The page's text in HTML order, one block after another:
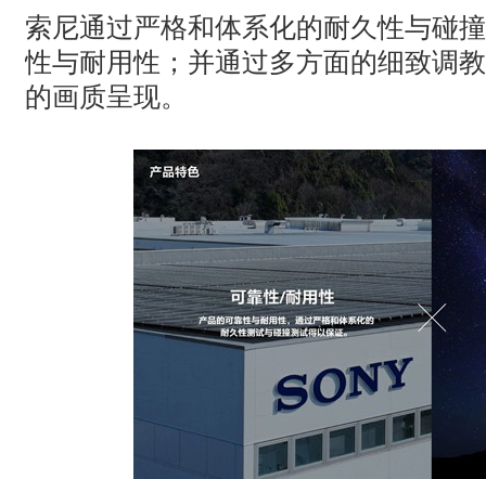
索尼通过严格和体系化的耐久性与碰
性与耐用性；并通过多方面的细致调
的画质呈现。